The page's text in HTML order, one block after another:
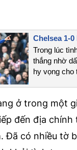
Chelsea 1-
Trong lúc
thắng nhờ
hy vọng cho
ở trong một
đến địa
Đã có nhiều tờ